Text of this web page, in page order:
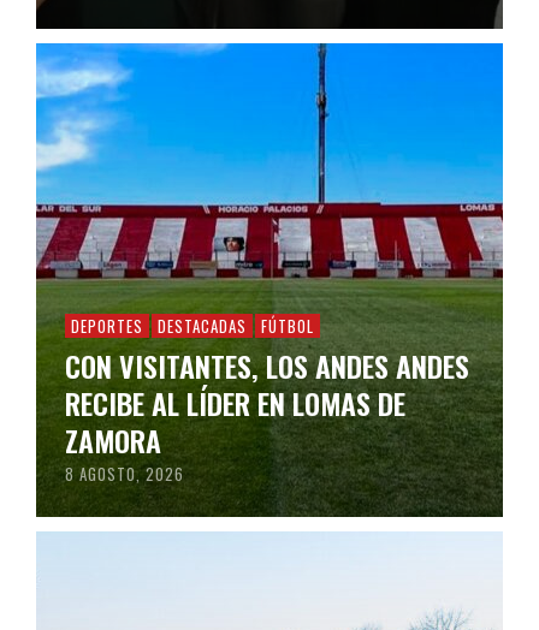
DEPORTES DESTACADAS FÚTBOL
CON VISITANTES, LOS ANDES ANDES
RECIBE AL LÍDER EN LOMAS DE
ZAMORA
8 AGOSTO, 2026